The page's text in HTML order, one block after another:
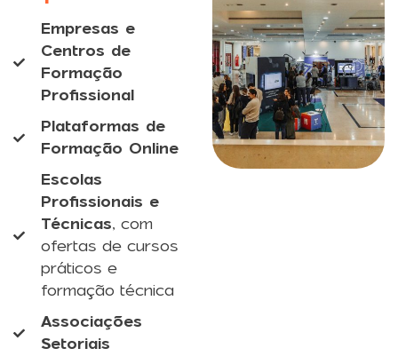
Empresas e
Centros de
Formação
Profissional
Plataformas de
Formação Online
Escolas
Profissionais e
Técnicas, com
ofertas de cursos
práticos e
formação técnica
Associações
Setoriais